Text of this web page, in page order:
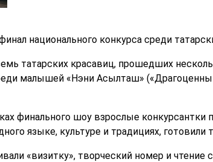
национального конкурса среди
татарских красавиц, прошедших
малышей «Нэни Асылташ»
финального шоу взрослые конкурсантки
языке, культуре и традициях, готовили
«визитку», творческий номер и чтение